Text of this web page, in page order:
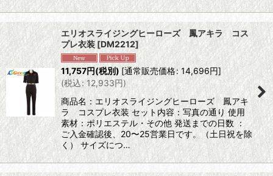
エリオスライジングヒーローズ 鳳アキラ コス
プレ衣装[DM2212]
11,757円(税別) [通常販売価格: 14,696円]
(税込: 12,933円)
商品名：エリオスライジングヒーローズ 鳳アキ
ラ コスプレ衣装 セット内容：写真の通り 使用
素材：ポリエステル・その他 発送までの日数 ：
ご入金確認後、20〜25営業日です。（土日祝を除
く） サイズにつ…